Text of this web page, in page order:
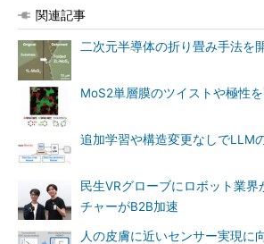
関連記事
二次元半導体の折り畳み手法を
MoS2単層膜のツイストや極性
追加学習や構造変更なしでLLM
民生VRグローブにロボット業
チャーがB2B加速
人の皮膚に近いセンサー実現に